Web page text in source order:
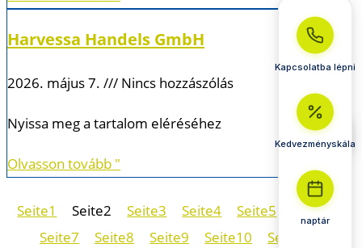
Harvessa Handels GmbH
2026. május 7. Nincs hozzászólás
Nyissa meg a tartalom eléréséhez
Olvasson tovább "
Seite1 Seite2 Seite3 Seite4 Seite5 Seite6
Seite7 Seite8 Seite9 Seite10 Seite
Kapcsolatba lépni
Kedvezményskála
naptár